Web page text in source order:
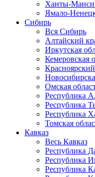
Ханты-
Ямало-
Сибирь
Вся Сибирь
Алтайский
Иркутская
Кемеровская
Омская
Республика
Республика
Республика
Томская
Кавказ
Весь Кавказ
Республика
Республика
Республика